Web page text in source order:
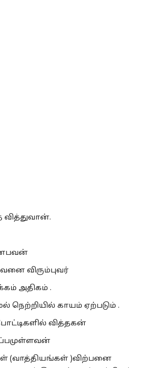
விரும்புவர்
அதிகம் .
நெற்றியில் காயம் ஏற்படும் .
வித்தகன்
(வாத்தியங்கள் )விற்பனை